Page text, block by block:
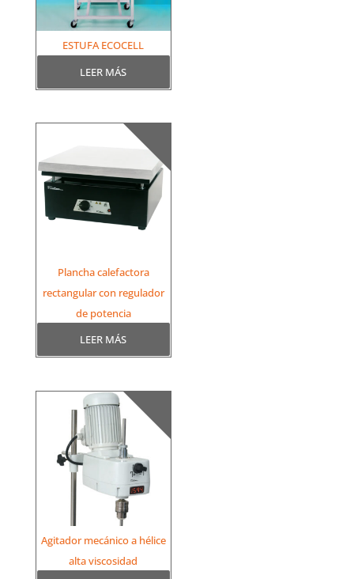
ESTUFA ECOCELL
LEER MÁS
Plancha calefactora
rectangular con regulador
de potencia
LEER MÁS
Agitador mecánico a hélice
alta viscosidad